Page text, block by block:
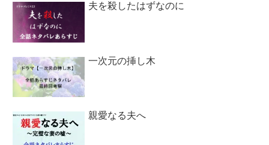
夫を殺したはずなのに
一次元の挿し木
親愛なる夫へ